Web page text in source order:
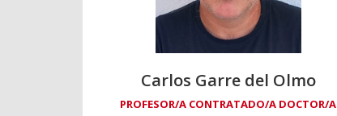
Carlos Garre del Olmo
PROFESOR/A CONTRATADO/A DOCTOR/A